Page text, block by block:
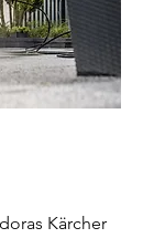
Kärcher